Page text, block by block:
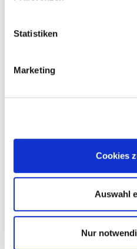
Statistiken
Marketing
Cookies
Auswahl
Nur